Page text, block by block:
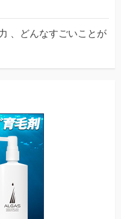
、どんなすごいことが